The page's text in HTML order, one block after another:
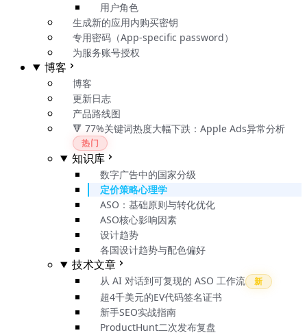
用户角色
生成新的应用内购买密钥
专用密码（App-specific password）
为服务账号授权
博客
博客
更新日志
产品路线图
🔻 77%关键词热度大幅下跌：Apple Ads异常分析
热门
知识库
数字广告中的国家分级
定价策略心理学
ASO：基础原则与转化优化
ASO核心影响因素
设计趋势
各国设计趋势与配色偏好
技术文章
从 AI 对话到可复现的 ASO 工作流 新
超4千美元的EV代码签名证书
新手SEO实战指南
ProductHunt二次发布复盘